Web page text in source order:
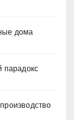
дома
парадокс